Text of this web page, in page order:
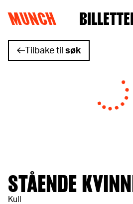
Hopp til innhold
MUNCH
Tilbake til søk
STÅENDE
Kull